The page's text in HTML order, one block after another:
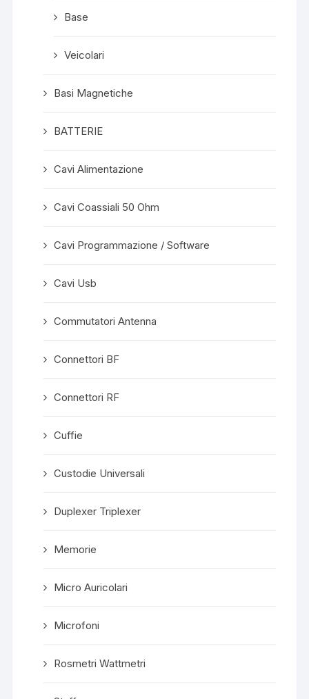
Base
Veicolari
Basi Magnetiche
BATTERIE
Cavi Alimentazione
Cavi Coassiali 50 Ohm
Cavi Programmazione / Software
Cavi Usb
Commutatori Antenna
Connettori BF
Connettori RF
Cuffie
Custodie Universali
Duplexer Triplexer
Memorie
Micro Auricolari
Microfoni
Rosmetri Wattmetri